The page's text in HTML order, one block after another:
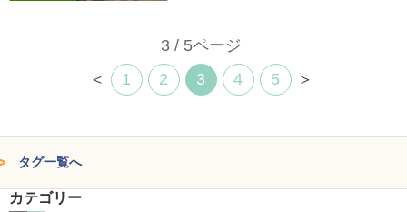
3 / 5ページ
＜
1 2 3 4 5 ＞
タグ一覧へ
カテゴリー